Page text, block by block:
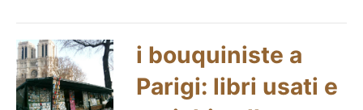
i bouquiniste a
Parigi: libri usati e